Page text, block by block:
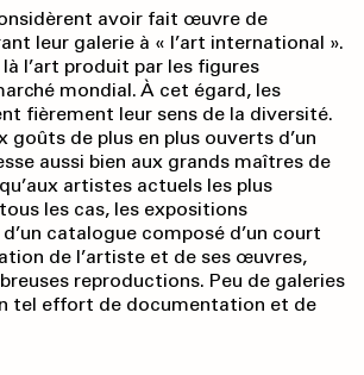
avoir fait œuvre de
leur galerie à « l’art international ».
l’art produit par les figures
mondial. À cet égard, les
fièrement leur sens de la diversité.
goûts de plus en plus ouverts d’un
aussi bien aux grands maîtres de
artistes actuels les plus
les cas, les expositions
catalogue composé d’un court
de l’artiste et de ses œuvres,
reproductions. Peu de galeries
tel effort de documentation et de